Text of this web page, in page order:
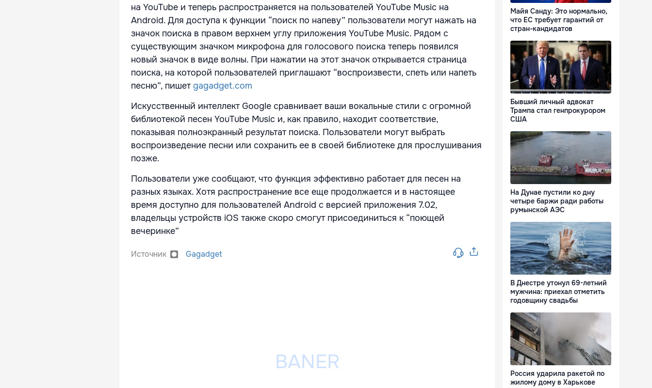
на YouTube и теперь распространяется на пользователей YouTube Music на
Android. Для доступа к функции “поиск по напеву” пользователи могут нажать на
значок поиска в правом верхнем углу приложения YouTube Music. Рядом с
существующим значком микрофона для голосового поиска теперь появился
новый значок в виде волны. При нажатии на этот значок открывается страница
поиска, на которой пользователей приглашают “воспроизвести, спеть или напеть
песню”, пишет gagadget.com
Искусственный интеллект Google сравнивает ваши вокальные стили с огромной
библиотекой песен YouTube Music и, как правило, находит соответствие,
показывая полноэкранный результат поиска. Пользователи могут выбрать
воспроизведение песни или сохранить ее в своей библиотеке для прослушивания
позже.
Пользователи уже сообщают, что функция эффективно работает для песен на
разных языках. Хотя распространение все еще продолжается и в настоящее
время доступно для пользователей Android с версией приложения 7.02,
владельцы устройств iOS также скоро смогут присоединиться к “поющей
вечеринке”
Источник Gagadget
Майя Санду: Это нормально,
что ЕС требует гарантий от
стран-кандидатов
Бывший личный адвокат
Трампа стал генпрокурором
США
На Дунае пустили ко дну
четыре баржи ради работы
румынской АЭС
В Днестре утонул 69-летний
мужчина: приехал отметить
годовщину свадьбы
Россия ударила ракетой по
жилому дому в Харькове